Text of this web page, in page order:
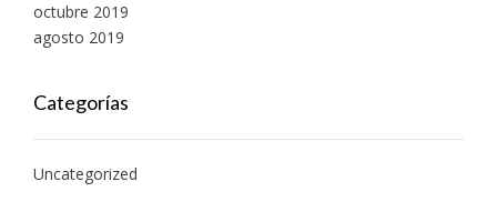
octubre 2019
agosto 2019
Categorías
Uncategorized